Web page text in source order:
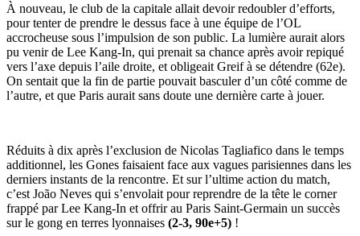
À nouveau, le club de la capitale allait devoir redoubler d’efforts,
pour tenter de prendre le dessus face à une équipe de l’OL
accrocheuse sous l’impulsion de son public. La lumière aurait alors
pu venir de Lee Kang-In, qui prenait sa chance après avoir repiqué
vers l’axe depuis l’aile droite, et obligeait Greif à se détendre (62e).
On sentait que la fin de partie pouvait basculer d’un côté comme de
l’autre, et que Paris aurait sans doute une dernière carte à jouer.
Réduits à dix après l’exclusion de Nicolas Tagliafico dans le temps
additionnel, les Gones faisaient face aux vagues parisiennes dans les
derniers instants de la rencontre. Et sur l’ultime action du match,
c’est João Neves qui s’envolait pour reprendre de la tête le corner
frappé par Lee Kang-In et offrir au Paris Saint-Germain un succès
sur le gong en terres lyonnaises (2-3, 90e+5) !